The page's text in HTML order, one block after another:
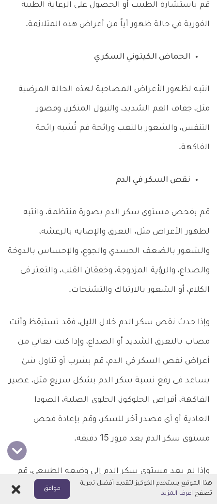
قم باستشارة الطبيب أو الحصول على الرعاية الطبية
الفورية في حالة ظهور أياً من أعراض هذه المتلازمة.
الحماض الكيتوني السكري
انتبه لظهور الأعراض المصاحبة لهذه الحالة المرضية
مثل، جفاف الفم الشديد، والتبول المتكرر، وقصور
التنفس، والشعور بالتعب ورائحة فم تُشبه رائحة
الفاكهة.
نقص السكر في الدم
قم بفحص مستوى سكر الدم بصورة منتظمة، وانتبه
لظهور الأعراض مثل، التعرق والإصاية بالرعشة،
والشعور بالضعف الجسدي والجوع، والإحساس بالدوخة
والصداع، والرؤية المزدوجة، وخفقان القلب، والتعثر فى
الكلام، أو الشعور بالارتباك والتشنجات.
وإذا حدث نقص سكر الدم خلال الليل، فقد تستيقظ وأنت
مصاب بالتعرق الشديد أو الصداع، وإذا كنت تعاني من
أعراض نقص السكر في الدم، قم بشرب أو تناول شئ
يساعد فى رفع نسبة سكر الدم بشكل سريع مثل، عصير
الفاكهة، أقراص الجلوكوز، الحلوى الصلبة، الصودا
العادية أو أى مصدر آخر للسكر، وقم بإعادة فحص
مستوى سكر الدم بعد مرور 15 دقيقة.
وإذا لم يعد مستوى سكر الدم إلى وضعه الطبيعي، قم
بتناول بعض الحلويات مرة أخرى، ثم قم بإعادة الفحص
هذا الموقع يستخدم الكوكيز لتقديم أفضل تجربة
تصفح اعرف المزيد
موافق اغلاق